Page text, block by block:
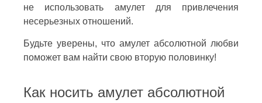
не использовать амулет для привлечения
несерьезных отношений.
Будьте уверены, что амулет абсолютной любви
поможет вам найти свою вторую половинку!
Как носить амулет абсолютной